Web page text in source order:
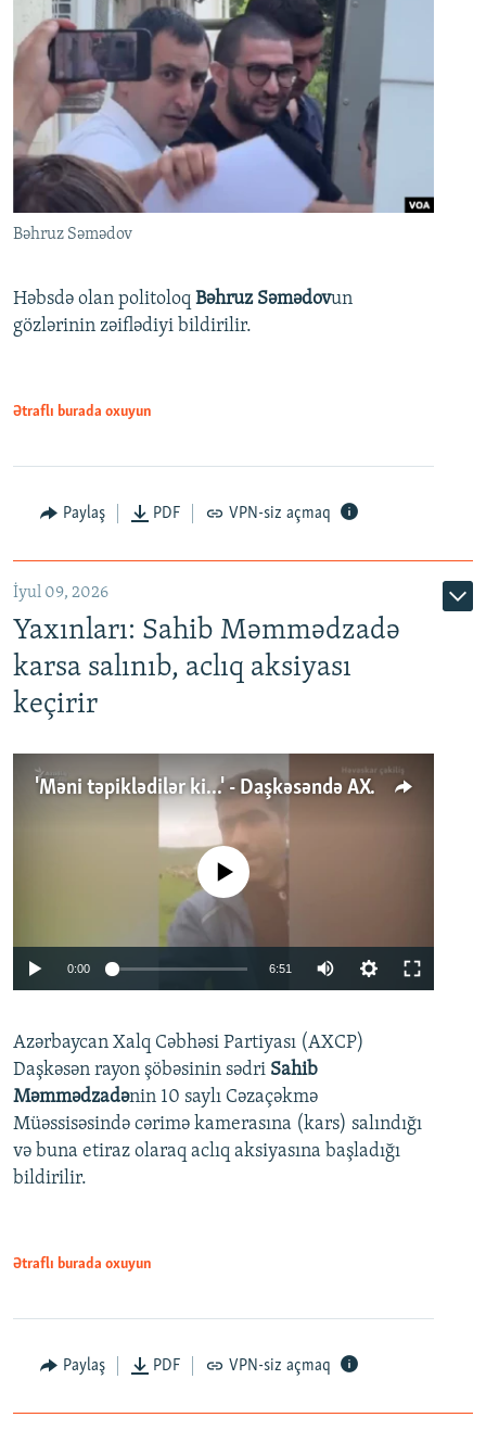
Bəhruz Səmədov
Həbsdə olan politoloq Bəhruz Səmədovun
gözlərinin zəiflədiyi bildirilir.
Ətraflı burada oxuyun
Paylaş PDF VPN-siz açmaq
İyul 09, 2026
Yaxınları: Sahib Məmmədzadə
karsa salınıb, aclıq aksiyası
keçirir
'Məni təpiklədilər ki...' - Daşkəsəndə AXCP fəalının yaxınları onun həbsinə etiraz edirlər
Auto 240p 360p
720p 1080p
No media source currently available
0:00 6:51
360p
720p
1080p
Azərbaycan Xalq Cəbhəsi Partiyası (AXCP)
Daşkəsən rayon şöbəsinin sədri Sahib
Məmmədzadənin 10 saylı Cəzaçəkmə
Müəssisəsində cərimə kamerasına (kars) salındığı
və buna etiraz olaraq aclıq aksiyasına başladığı
bildirilir.
Ətraflı burada oxuyun
Paylaş PDF VPN-siz açmaq